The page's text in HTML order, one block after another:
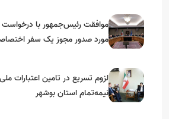
موافقت رئیس‌جمهور با درخواست
مورد صدور مجوز یک سفر
لزوم تسریع در تامین اعتبارات
نیمه‌تمام استان بوشهر